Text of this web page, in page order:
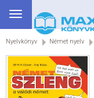
Toggle
navigation
Nyelvkönyv Német nyelv
BEJELENTKEZÉS
SEGÉDKÖNYV
NYELVKÖNYV